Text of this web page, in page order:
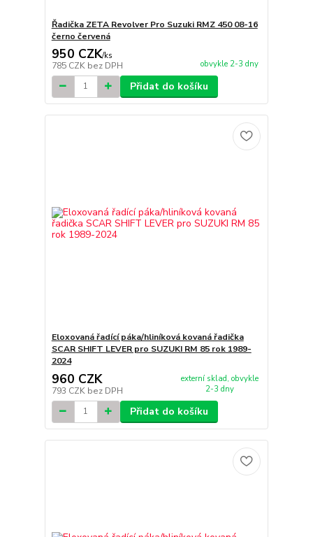
Řadička ZETA Revolver Pro Suzuki RMZ 450 08-16
černo červená
950 CZK/ks
785 CZK bez DPH obvykle 2-3 dny
Přidat do košíku
Eloxovaná řadící páka/hliníková kovaná řadička
SCAR SHIFT LEVER pro SUZUKI RM 85 rok 1989-
2024
960 CZK
793 CZK bez DPH
externí sklad, obvykle
2-3 dny
Přidat do košíku